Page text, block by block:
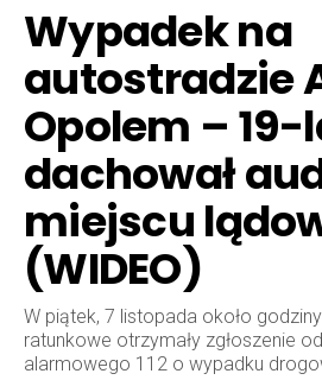
Wypadek na
autostradzie
Opolem –
dachował
miejscu
(WIDEO)
W piątek, 7 listopada około
ratunkowe otrzymały zgłoszenie
alarmowego 112 o wypadku